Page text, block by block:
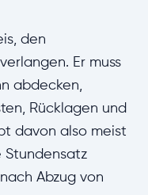
den
Er muss
abdecken,
Rücklagen und
davon also meist
Stundensatz
Abzug von